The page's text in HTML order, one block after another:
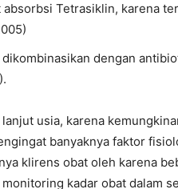
absorbsi Tetrasiklin, karena
dengan
usia, karena
banyaknya faktor
klirens obat oleh karena
kadar obat dalam